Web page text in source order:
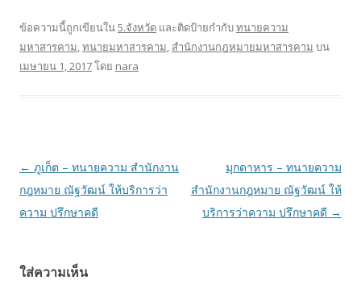
e
b
itt
er
ar
e
ข้อความนี้ถูกเขียนใน5.จังหวัด และติดป้ายกำกับทนายความ
มหาสารคาม,ทนายมหาสารคาม, สำนักงานกฎหมายมหาสารคาม บน
เมษายน 1, 2017โดย nara
เมนู
นำทาง
เรื่อง
← ภูเก็ต – ทนายความ สำนักงาน
กฎหมาย ณัฐวัฒน์ ให้บริการว่า
ความ ปรึกษาคดี
มุกดาหาร – ทนายความ
สำนักงานกฎหมาย ณัฐวัฒน์ ให้
บริการว่าความ ปรึกษาคดี →
ใส่ความเห็น